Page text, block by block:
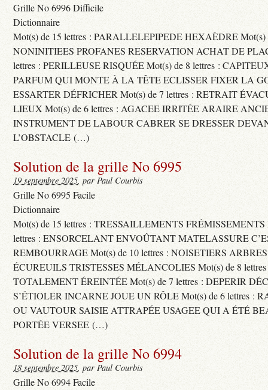
Grille No 6996 Difficile
Dictionnaire
Mot(s) de 15 lettres : PARALLELEPIPEDE HEXAÈDRE Mot(s)
NONINITIEES PROFANES RESERVATION ACHAT DE
lettres : PERILLEUSE RISQUÉE Mot(s) de 8 lettres :
PARFUM QUI MONTE À LA TÊTE ECLISSER FIXER LA
ESSARTER DÉFRICHER Mot(s) de 7 lettres : RETRAIT
LIEUX Mot(s) de 6 lettres : AGACEE IRRITÉE ARAIRE
INSTRUMENT DE LABOUR CABRER SE DRESSER
L’OBSTACLE (…)
Solution de la grille No 6995
19 septembre 2025, par Paul Courbis
Grille No 6995 Facile
Dictionnaire
Mot(s) de 15 lettres : TRESSAILLEMENTS FRÉMISSEMENTS
lettres : ENSORCELANT ENVOÛTANT MATELASSURE
REMBOURRAGE Mot(s) de 10 lettres : NOISETIERS
ÉCUREUILS TRISTESSES MÉLANCOLIES Mot(s) de 8
TOTALEMENT ÉREINTÉE Mot(s) de 7 lettres : DEPERIR
S’ÉTIOLER INCARNE JOUE UN RÔLE Mot(s) de 6 lettres :
OU VAUTOUR SAISIE ATTRAPÉE USAGEE QUI A ÉTÉ
PORTÉE VERSEE (…)
Solution de la grille No 6994
18 septembre 2025, par Paul Courbis
Grille No 6994 Facile